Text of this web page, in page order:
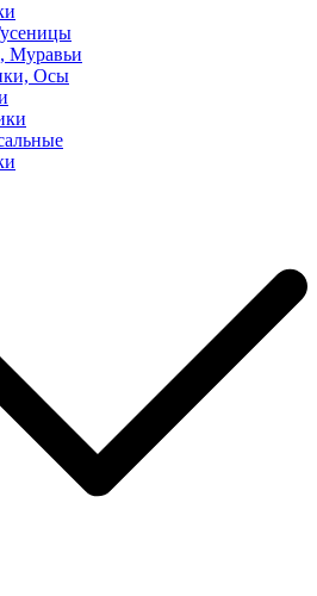
Муравьи
Осы